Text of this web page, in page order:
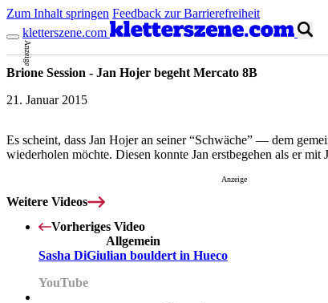
Zum Inhalt springen Feedback zur Barrierefreiheit
kletterszene.com
Anzeige
Brione Session - Jan Hojer begeht Mercato 8B
21. Januar 2015
Es scheint, dass Jan Hojer an seiner “Schwäche” — dem
wiederholen möchte. Diesen konnte Jan erstbegehen als er
Anzeige
Weitere Videos
Vorheriges Video
Allgemein
Sasha DiGiulian bouldert in Hueco
YouTube